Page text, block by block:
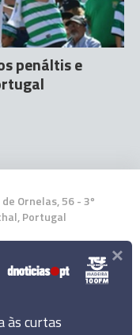
penáltis e
Ornelas, 56 - 3º
Portugal
às curtas
×